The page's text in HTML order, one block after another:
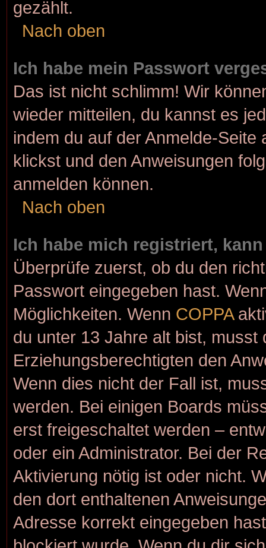
gezählt.
Nach oben
Ich habe mein Passwort
Das ist nicht schlimm! Wir
wieder mitteilen, du kannst es
indem du auf der Anmelde-Seite
klickst und den Anweisungen
anmelden können.
Nach oben
Ich habe mich registriert,
Überprüfe zuerst, ob du den
Passwort eingegeben hast.
Möglichkeiten. Wenn COPPA
du unter 13 Jahre alt bist,
Erziehungsberechtigten den
Wenn dies nicht der Fall ist,
werden. Bei einigen Boards
erst freigeschaltet werden –
oder ein Administrator. Bei der
Aktivierung nötig ist oder nicht.
den dort enthaltenen
Adresse korrekt eingegeben